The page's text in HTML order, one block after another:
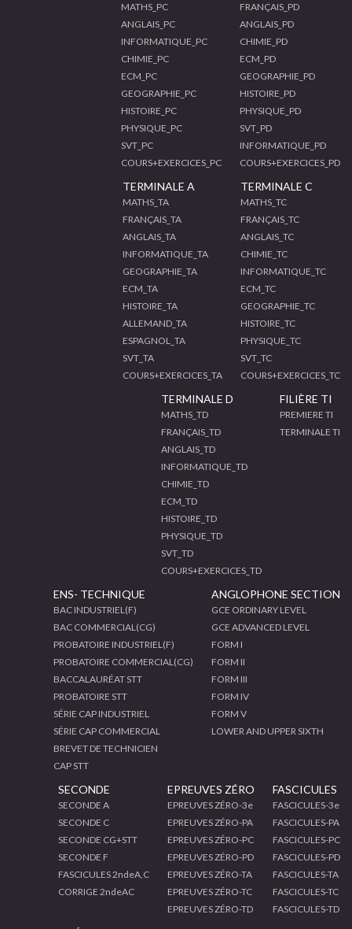
MATHS_PC
ANGLAIS_PC
INFORMATIQUE_PC
CHIMIE_PC
ECM_PC
GEOGRAPHIE_PC
HISTOIRE_PC
PHYSIQUE_PC
SVT_PC
COURS+EXERCICES_PC
FRANÇAIS_PD
ANGLAIS_PD
CHIMIE_PD
ECM_PD
GEOGRAPHIE_PD
HISTOIRE_PD
PHYSIQUE_PD
SVT_PD
INFORMATIQUE_PD
COURS+EXERCICES_PD
TERMINALE A
MATHS_TA
FRANÇAIS_TA
ANGLAIS_TA
INFORMATIQUE_TA
GEOGRAPHIE_TA
ECM_TA
HISTOIRE_TA
ALLEMAND_TA
ESPAGNOL_TA
SVT_TA
COURS+EXERCICES_TA
TERMINALE C
MATHS_TC
FRANÇAIS_TC
ANGLAIS_TC
CHIMIE_TC
INFORMATIQUE_TC
ECM_TC
GEOGRAPHIE_TC
HISTOIRE_TC
PHYSIQUE_TC
SVT_TC
COURS+EXERCICES_TC
TERMINALE D
MATHS_TD
FRANÇAIS_TD
ANGLAIS_TD
INFORMATIQUE_TD
CHIMIE_TD
ECM_TD
HISTOIRE_TD
PHYSIQUE_TD
SVT_TD
COURS+EXERCICES_TD
FILIÈRE TI
PREMIERE TI
TERMINALE TI
ENS- TECHNIQUE
BAC INDUSTRIEL(F)
BAC COMMERCIAL(CG)
PROBATOIRE INDUSTRIEL(F)
PROBATOIRE COMMERCIAL(CG)
BACCALAURÉAT STT
PROBATOIRE STT
SÉRIE CAP INDUSTRIEL
SÉRIE CAP COMMERCIAL
BREVET DE TECHNICIEN
CAP STT
ANGLOPHONE SECTION
GCE ORDINARY LEVEL
GCE ADVANCED LEVEL
FORM I
FORM II
FORM III
FORM IV
FORM V
LOWER AND UPPER SIXTH
SECONDE
SECONDE A
SECONDE C
SECONDE CG+STT
SECONDE F
FASCICULES 2ndeA,C
CORRIGE 2ndeAC
EPREUVES ZÉRO
EPREUVES ZÉRO-3e
EPREUVES ZÉRO-PA
EPREUVES ZÉRO-PC
EPREUVES ZÉRO-PD
EPREUVES ZÉRO-TA
EPREUVES ZÉRO-TC
EPREUVES ZÉRO-TD
FASCICULES
FASCICULES-3e
FASCICULES-PA
FASCICULES-PC
FASCICULES-PD
FASCICULES-TA
FASCICULES-TC
FASCICULES-TD